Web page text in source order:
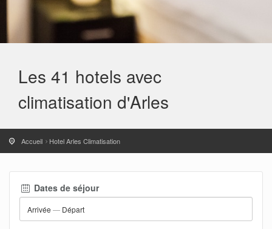
Les 41 hotels avec
climatisation d'Arles
Accueil Hotel Arles Climatisation
Dates de séjour
Arrivée — Départ